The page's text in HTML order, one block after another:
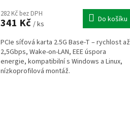
282 Kč bez DPH
341 Kč / ks Do košíku
PCIe síťová karta 2.5G Base-T – rychlost až
2,5Gbps, Wake-on-LAN, EEE úspora
energie, kompatibilní s Windows a Linux,
nízkoprofilová montáž.